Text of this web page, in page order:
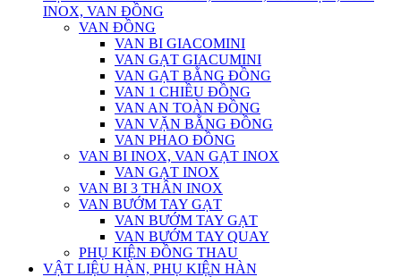
INOX, VAN ĐỒNG
VAN ĐỒNG
VAN BI GIACOMINI
VAN GẠT GIACUMINI
VAN GẠT BẰNG ĐỒNG
VAN 1 CHIỀU ĐỒNG
VAN AN TOÀN ĐỒNG
VAN VẶN BẰNG ĐỒNG
VAN PHAO ĐỒNG
VAN BI INOX, VAN GẠT INOX
VAN GẠT INOX
VAN BI 3 THÂN INOX
VAN BƯỚM TAY GẠT
VAN BƯỚM TAY GẠT
VAN BƯỚM TAY QUAY
PHỤ KIỆN ĐỒNG THAU
VẬT LIỆU HÀN, PHỤ KIỆN HÀN